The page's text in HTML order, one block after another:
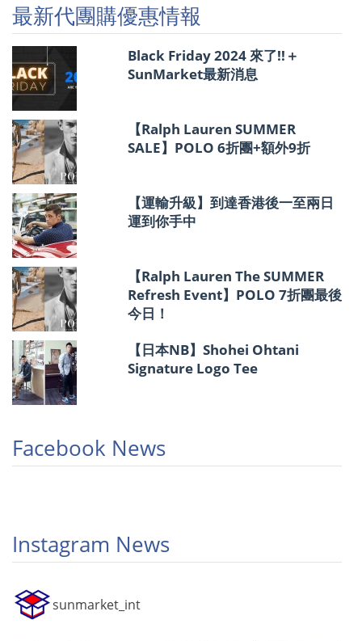
惠
情
報
最新代團購優惠情報
Black Friday 2024 來了!!＋
SunMarket最新消息
【Ralph Lauren SUMMER
SALE】POLO 6折團+額外9折
【運輸升級】到達香港後一至兩日
運到你手中
【Ralph Lauren The SUMMER
Refresh Event】POLO 7折團最後
今日！
【日本NB】Shohei Ohtani
Signature Logo Tee
Facebook News
Instagram News
sunmarket_int